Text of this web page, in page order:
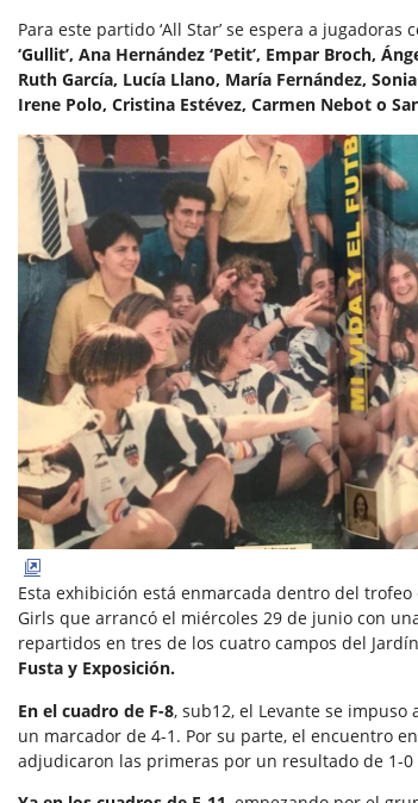
Para este partido ‘All Star’ se espera a jugadoras
‘Gullit’, Ana Hernández ‘Petit’, Empar Broch,
Ruth García, Lucía Llano, María Fernández,
Irene Polo, Cristina Estévez, Carmen Nebot o
Esta exhibición está enmarcada dentro del
Girls que arrancó el miércoles 29 de junio con
repartidos en tres de los cuatro campos del
Fusta y Exposición.
En el cuadro de F-8, sub12, el Levante se
un marcador de 4-1. Por su parte, el encuentro
adjudicaron las primeras por un resultado de 1-